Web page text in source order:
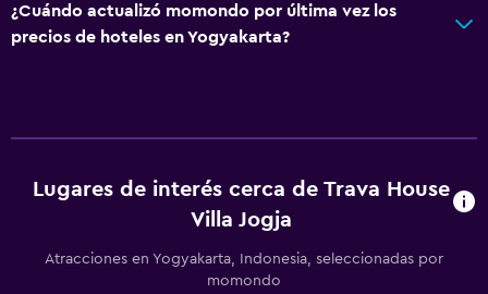
¿Cuándo actualizó momondo por última vez los
precios de hoteles en Yogyakarta?
Lugares de interés cerca de Trava House
Villa Jogja
Atracciones en Yogyakarta, Indonesia, seleccionadas por
momondo